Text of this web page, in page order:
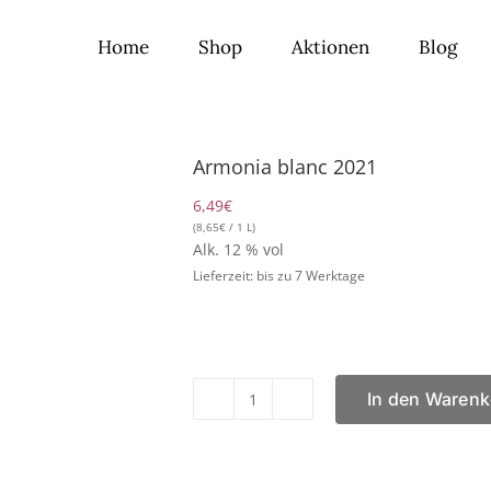
Home Shop Aktionen Blog
Armonia blanc 2021
6,49€
(8,65€ / 1 L)
Alk. 12 % vol
Lieferzeit: bis zu 7 Werktage
Armonia
In den